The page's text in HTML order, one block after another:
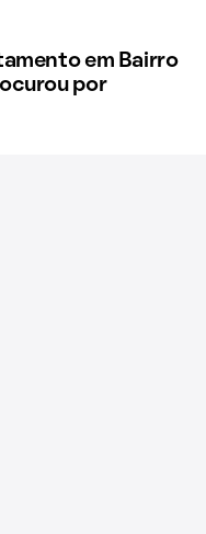
em Bairro
por